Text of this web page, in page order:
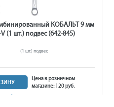
КОБАЛЬТ 9 мм
V (1 шт.) подвес (642-845)
(1 шт.) подвес
Цена в розничном
магазине: 120 руб.